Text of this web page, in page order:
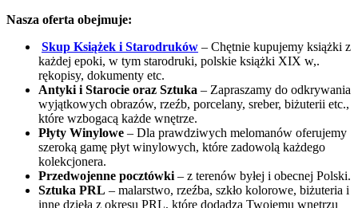
Nasza oferta obejmuje:
Skup Książek i Starodruków – Chętnie kupujemy książki z
każdej epoki, w tym starodruki, polskie książki XIX w,.
rękopisy, dokumenty etc.
Antyki i Starocie oraz Sztuka – Zapraszamy do odkrywania
wyjątkowych obrazów, rzeźb, porcelany, sreber, biżuterii etc.,
które wzbogacą każde wnętrze.
Płyty Winylowe – Dla prawdziwych melomanów oferujemy
szeroką gamę płyt winylowych, które zadowolą każdego
kolekcjonera.
Przedwojenne pocztówki – z terenów byłej i obecnej Polski.
Sztuka PRL – malarstwo, rzeźba, szkło kolorowe, biżuteria i
inne dzieła z okresu PRL, które dodadzą Twojemu wnętrzu